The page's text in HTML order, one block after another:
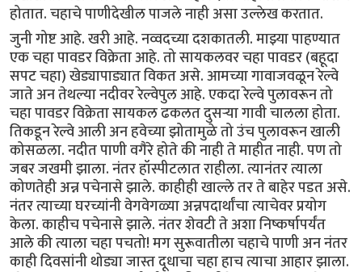
होतात. चहाचे पाणीदेखील पाजले नाही असा उल्लेख करतात.
जुनी गोष्ट आहे. खरी आहे. नव्वदच्या दशकातली. माझ्या पाहण्यात
एक चहा पावडर विक्रेता आहे. तो सायकलवर चहा पावडर (बहूदा
सपट चहा) खेड्यापाड्यात विकत असे. आमच्या गावाजवळून रेल्वे
जाते अन तेथल्या नदीवर रेल्वेपुल आहे. एकदा रेल्वे पुलावरून तो
चहा पावडर विक्रेता सायकल ढकलत दुसऱ्या गावी चालला होता.
तिकडून रेल्वे आली अन हवेच्या झोतामुळे तो उंच पुलावरून खाली
कोसळला. नदीत पाणी वगैरे होते की नाही ते माहीत नाही. पण तो
जबर जखमी झाला. नंतर हॉस्पीटलात राहीला. त्यानंतर त्याला
कोणतेही अन्न पचेनासे झाले. काहीही खाल्ले तर ते बाहेर पडत असे.
नंतर त्याच्या घरच्यांनी वेगवेगळ्या अन्नपदार्थांचा त्याचेवर प्रयोग
केला. काहीच पचेनासे झाले. नंतर शेवटी ते अशा निष्कर्षापर्यंत
आले की त्याला चहा पचतो! मग सुरूवातीला चहाचे पाणी अन नंतर
काही दिवसांनी थोड्या जास्त दूधाचा चहा हाच त्याचा आहार झाला.